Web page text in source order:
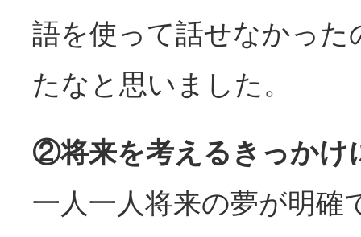
語を使って話せなかっ
たなと思いました。
②将来を考えるきっかけ
一人一人将来の夢が明確